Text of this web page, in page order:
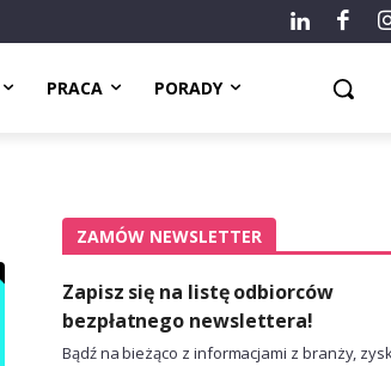
PRACA PORADY
ZAMÓW NEWSLETTER
Zapisz się na listę odbiorców
bezpłatnego newslettera!
Bądź na bieżąco z informacjami z branży,